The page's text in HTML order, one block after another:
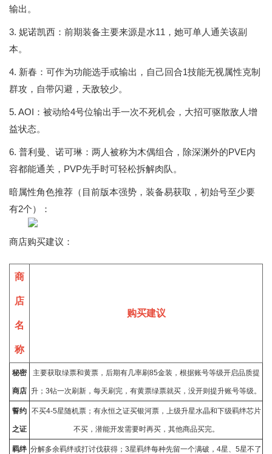
输出。
3. 妮诺凯西：前期装备主要来源是水11，她可单人通关该副
本。
4. 新春：可作为功能选手或输出，自己回合1技能无视属性克制
群攻，自带闪避，天敌较少。
5. AOI：被动给4号位输出手一次不死机会，大招可驱散敌人增
益状态。
6. 普利曼、诺可琳：两人被称为木偶组合，除深渊外的PVE内
容都能通关，PVP先手时可轻松拆解肉队。
暗属性角色推荐（目前版本强势，装备易获取，初始号至少要
有2个）：
商店购买建议：
商
店
名
称
购买建议
秘密
商店
主要获取绿票和黄票，后期有几率刷85金装，根据账号等级开启品质提
升；3钻一次刷新，每天刷完，有黄票绿票就买，没开则提升账号等级。
誓约
之证
不买4-5星随机票；有永恒之证买银河票，上级升星水晶和下级羁绊芯片
不买，潜能开发需要时再买，其他商品买完。
羁绊 分解多余羁绊或打讨伐获得；3星羁绊每种先留一个满破，4星、5星不了